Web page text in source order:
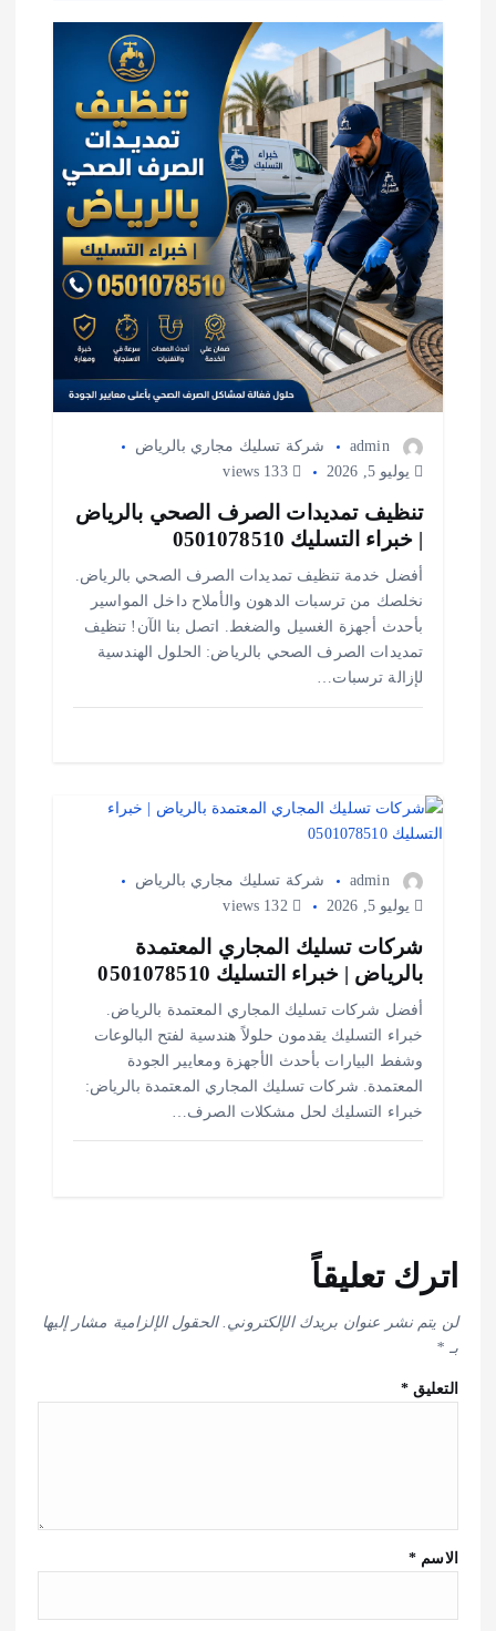
ق
ت
admin
شركة تسليك مجاري بالرياض
يوليو 5, 2026
133 views
تنظيف تمديدات الصرف الصحي بالرياض
| خبراء التسليك 0501078510
أفضل خدمة تنظيف تمديدات الصرف الصحي بالرياض.
نخلصك من ترسبات الدهون والأملاح داخل المواسير
بأحدث أجهزة الغسيل والضغط. اتصل بنا الآن! تنظيف
تمديدات الصرف الصحي بالرياض: الحلول الهندسية
لإزالة ترسبات…
admin
شركة تسليك مجاري بالرياض
يوليو 5, 2026
132 views
شركات تسليك المجاري المعتمدة
بالرياض | خبراء التسليك 0501078510
أفضل شركات تسليك المجاري المعتمدة بالرياض.
خبراء التسليك يقدمون حلولاً هندسية لفتح البالوعات
وشفط البيارات بأحدث الأجهزة ومعايير الجودة
المعتمدة. شركات تسليك المجاري المعتمدة بالرياض:
خبراء التسليك لحل مشكلات الصرف…
اترك تعليقاً
لن يتم نشر عنوان بريدك الإلكتروني. الحقول الإلزامية مشار إليها
بـ *
التعليق*
الاسم *